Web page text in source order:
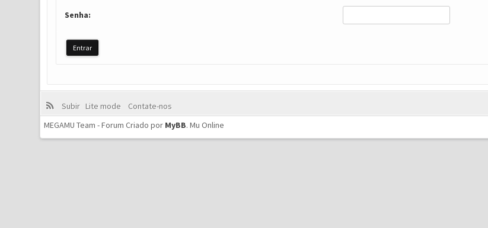
Senha:
Subir Lite mode
Contate-nos
MEGAMU Team - Forum Criado por MyBB.Mu Online